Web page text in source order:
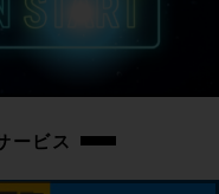
ドライブトレイン用充電コネ
ービス